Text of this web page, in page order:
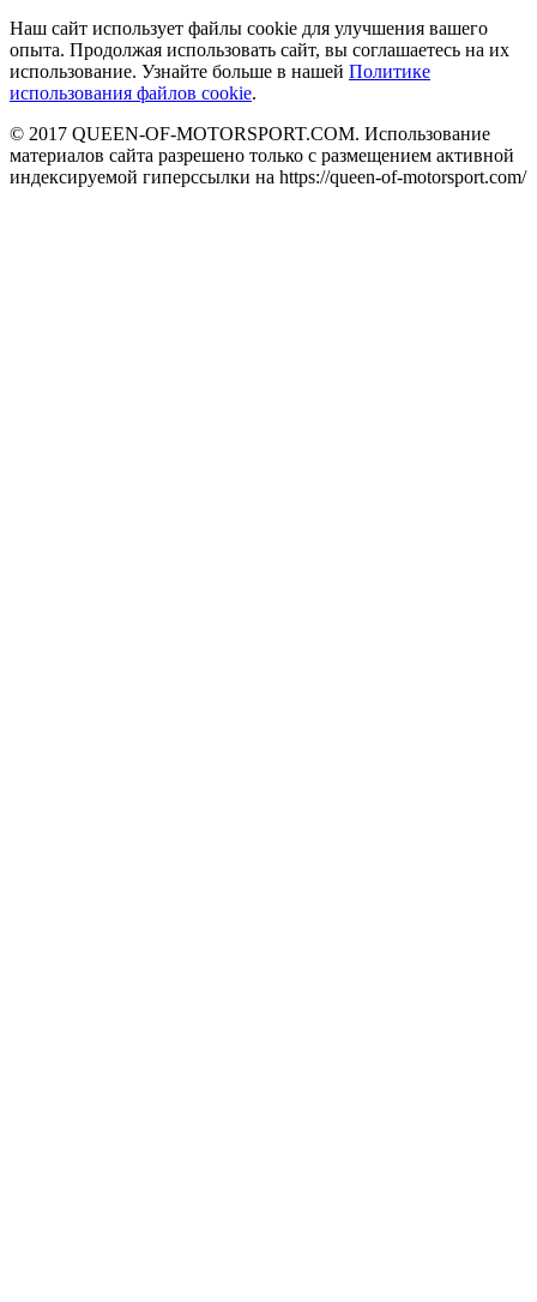
Наш сайт использует файлы cookie для улучшения вашего
опыта. Продолжая использовать сайт, вы соглашаетесь на их
использование. Узнайте больше в нашей Политике
использования файлов cookie.
© 2017 QUEEN-OF-MOTORSPORT.COM. Использование
материалов сайта разрешено только с размещением активной
индексируемой гиперссылки на https://queen-of-motorsport.com/